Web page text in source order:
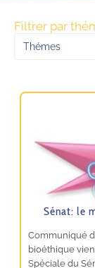
Filtrer par
Thémes
Sénat: le
Communiqué
bioéthique
Spéciale du